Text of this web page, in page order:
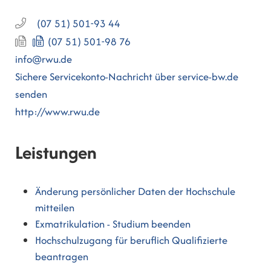
(07 51) 501-93 44
(07 51) 501-98 76
info@rwu.de
Sichere Servicekonto-Nachricht über service-bw.de
senden
http://www.rwu.de
Leistungen
Änderung persönlicher Daten der Hochschule
mitteilen
Exmatrikulation - Studium beenden
Hochschulzugang für beruflich Qualifizierte
beantragen